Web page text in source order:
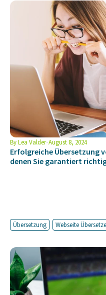
ByLea Valder August 8, 2024
Erfolgreiche Übersetzung
denen Sie garantiert
Übersetzung Webseite